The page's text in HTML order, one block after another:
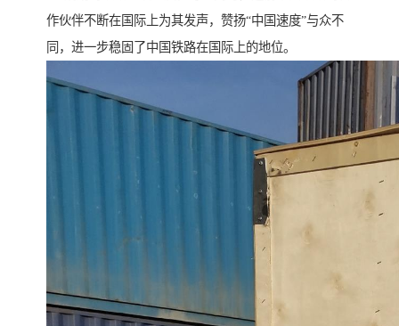
作伙伴不断在国际上为其发声，赞扬“中国速度”与众不
同，进一步稳固了中国铁路在国际上的地位。